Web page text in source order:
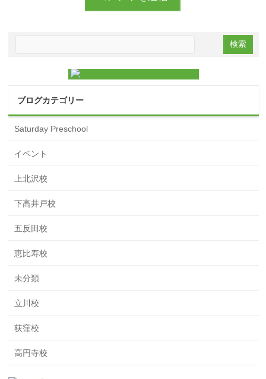
ブログカテゴリー
Saturday Preschool
イベント
上北沢校
下高井戸校
五反田校
恵比寿校
未分類
立川校
荻窪校
高円寺校